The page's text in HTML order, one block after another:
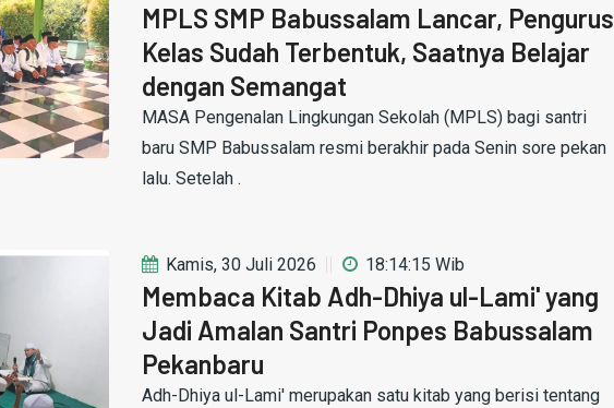
MPLS SMP Babussalam Lancar, Pengurus
Kelas Sudah Terbentuk, Saatnya Belajar
dengan Semangat
MASA Pengenalan Lingkungan Sekolah (MPLS) bagi santri
baru SMP Babussalam resmi berakhir pada Senin sore pekan
lalu. Setelah .
Kamis, 30 Juli 2026 18:14:15 Wib
Membaca Kitab Adh-Dhiya ul-Lami' yang
Jadi Amalan Santri Ponpes Babussalam
Pekanbaru
Adh-Dhiya ul-Lami' merupakan satu kitab yang berisi tentang